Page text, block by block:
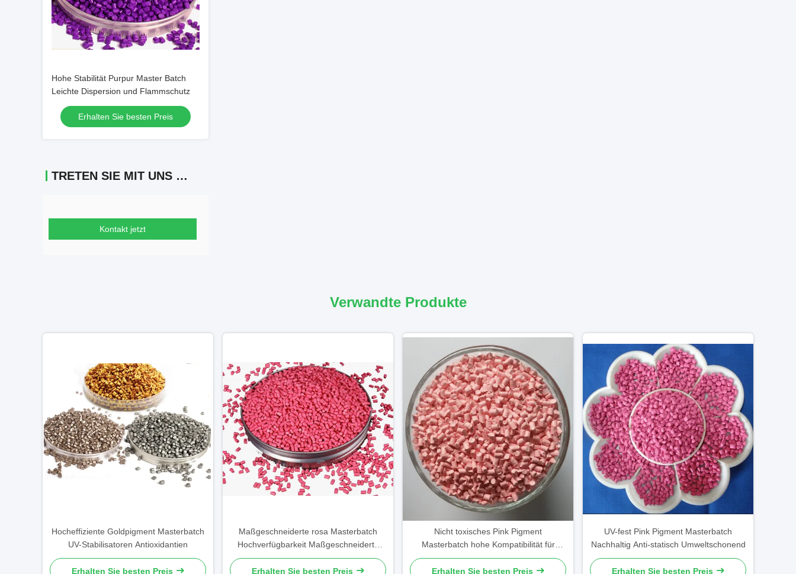
Hohe Stabilität Purpur Master Batch
Leichte Dispersion und Flammschutz
Erhalten Sie besten Preis
TRETEN SIE MIT UNS IN VERBINDUNG
Kontakt jetzt
Verwandte Produkte
Hocheffiziente Goldpigment Masterbatch
UV-Stabilisatoren Antioxidantien
Erhalten Sie besten Preis
Maßgeschneiderte rosa Masterbatch
Hochverfügbarkeit Maßgeschneiderte
Oberflächenfinish
Erhalten Sie besten Preis
Nicht toxisches Pink Pigment
Masterbatch hohe Kompatibilität für
Elektronik
Erhalten Sie besten Preis
UV-fest Pink Pigment Masterbatch
Nachhaltig Anti-statisch Umweltschonend
Erhalten Sie besten Preis